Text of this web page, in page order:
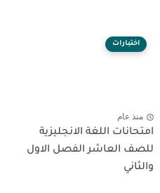
اختبارات
منذ عام
امتحانات اللغة الانجليزية
للصف العاشر الفصل الاول
والثاني